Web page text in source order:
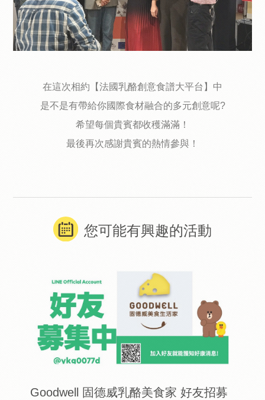
在這次相約【法國乳酪創意食譜大平台】中
是不是有帶給你國際食材融合的多元創意呢?
希望每個貴賓都收穫滿滿！
最後再次感謝貴賓的熱情參與！
您可能有興趣的活動
Goodwell 固德威乳酪美食家 好友招募